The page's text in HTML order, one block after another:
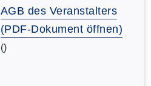
AGB des Veranstalters
(PDF-Dokument öffnen)
()